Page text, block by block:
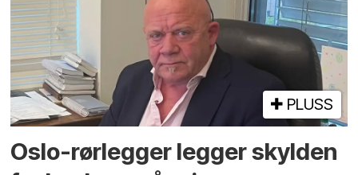
PLUSS
Oslo-rørlegger legger skylden